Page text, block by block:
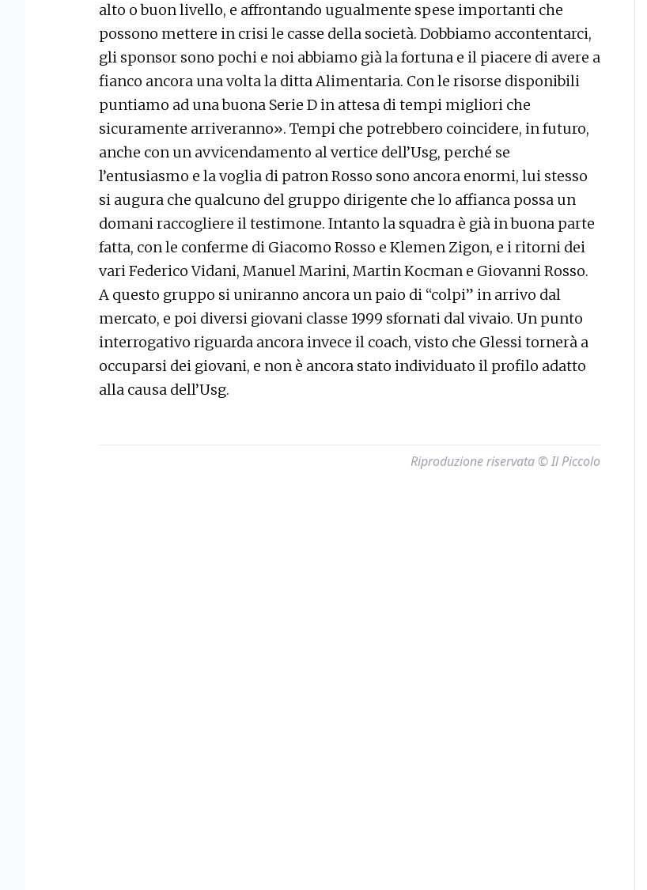
alto o buon livello, e affrontando ugualmente spese importanti che
possono mettere in crisi le casse della società. Dobbiamo accontentarci,
gli sponsor sono pochi e noi abbiamo già la fortuna e il piacere di avere a
fianco ancora una volta la ditta Alimentaria. Con le risorse disponibili
puntiamo ad una buona Serie D in attesa di tempi migliori che
sicuramente arriveranno». Tempi che potrebbero coincidere, in futuro,
anche con un avvicendamento al vertice dell’Usg, perché se
l’entusiasmo e la voglia di patron Rosso sono ancora enormi, lui stesso
si augura che qualcuno del gruppo dirigente che lo affianca possa un
domani raccogliere il testimone. Intanto la squadra è già in buona parte
fatta, con le conferme di Giacomo Rosso e Klemen Zigon, e i ritorni dei
vari Federico Vidani, Manuel Marini, Martin Kocman e Giovanni Rosso.
A questo gruppo si uniranno ancora un paio di “colpi” in arrivo dal
mercato, e poi diversi giovani classe 1999 sfornati dal vivaio. Un punto
interrogativo riguarda ancora invece il coach, visto che Glessi tornerà a
occuparsi dei giovani, e non è ancora stato individuato il profilo adatto
alla causa dell’Usg.
Riproduzione riservata © Il Piccolo